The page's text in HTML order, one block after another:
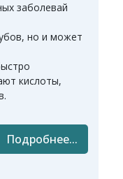
заболевай
но и может
кислоты,
Подробнее...